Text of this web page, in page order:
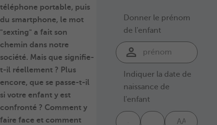
téléphone portable, puis
du smartphone, le mot
"sexting" a fait son
chemin dans notre
société. Mais que signifie-
t-il réellement ? Plus
encore, que se passe-t-il
si votre enfant y est
confronté ? Comment y
faire face et comment
Donner le prénom
de l'enfant
Indiquer la date de
naissance de
l'enfant